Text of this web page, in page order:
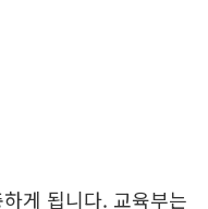
게 됩니다. 교육부는